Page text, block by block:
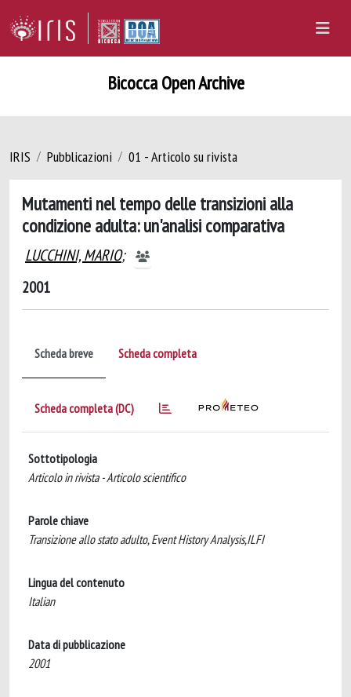
Bicocca Open Archive
IRIS Pubblicazioni 01 - Articolo su rivista
Mutamenti nel tempo delle transizioni alla
condizione adulta: un'analisi comparativa
LUCCHINI, MARIO;
2001
Scheda breve Scheda completa
Scheda completa (DC)
Sottotipologia
Articolo in rivista - Articolo scientifico
Parole chiave
Transizione allo stato adulto, Event History Analysis,ILFI
Lingua del contenuto
Italian
Data di pubblicazione
2001